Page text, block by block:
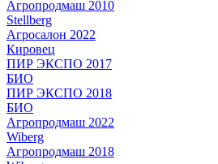
Агропродмаш 2010
Stellberg
Агросалон 2022
Кировец
ПИР ЭКСПО 2017
БИО
ПИР ЭКСПО 2018
БИО
Агропродмаш 2022
Wiberg
Агропродмаш 2018